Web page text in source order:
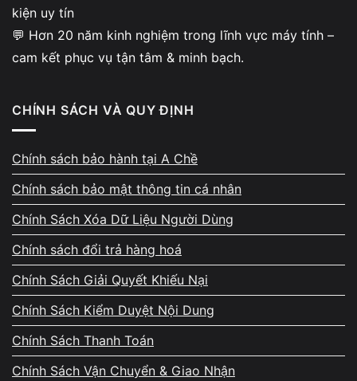
kiện uy tín
💬 Hơn 20 năm kinh nghiệm trong lĩnh vực máy tính –
cam kết phục vụ tận tâm & minh bạch.
CHÍNH SÁCH VÀ QUY ĐỊNH
Chính sách bảo hành tại A Chề
Chính sách bảo mật thông tin cá nhân
Chính Sách Xóa Dữ Liệu Người Dùng
Chính sách đổi trả hàng hoá
Chính Sách Giải Quyết Khiếu Nại
Chính Sách Kiểm Duyệt Nội Dung
Chính Sách Thanh Toán
Chính Sách Vận Chuyển & Giao Nhận